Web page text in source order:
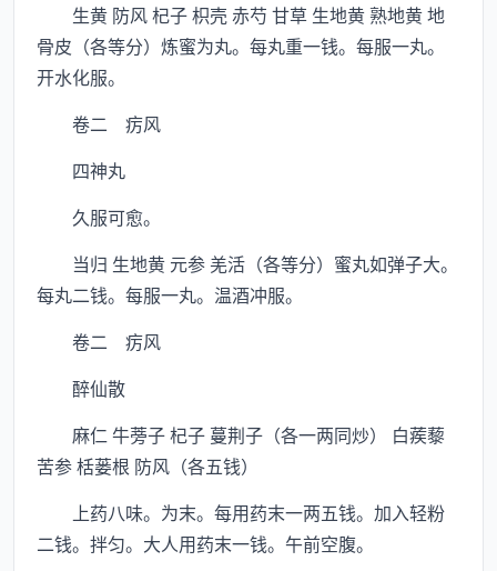
生黄 防风 杞子 枳壳 赤芍 甘草 生地黄 熟地黄 地
骨皮（各等分）炼蜜为丸。每丸重一钱。每服一丸。
开水化服。
卷二 疠风
四神丸
久服可愈。
当归 生地黄 元参 羌活（各等分）蜜丸如弹子大。
每丸二钱。每服一丸。温酒冲服。
卷二 疠风
醉仙散
麻仁 牛蒡子 杞子 蔓荆子（各一两同炒） 白蒺藜
苦参 栝蒌根 防风（各五钱）
上药八味。为末。每用药末一两五钱。加入轻粉
二钱。拌匀。大人用药末一钱。午前空腹。